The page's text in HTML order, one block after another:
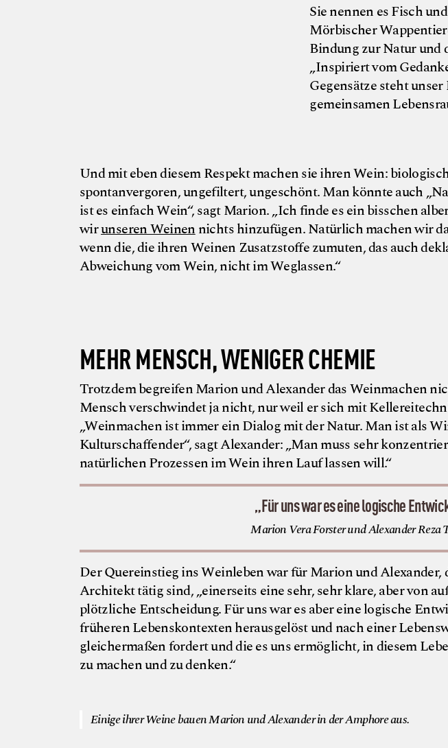
Sie nennen es Fisch
Mörbischer
Bindung zur Natur und
„Inspiriert vom
Gegensätze steht
gemeinsamen
Und mit eben diesem Respekt machen sie ihren Wein:
spontanvergoren, ungefiltert, ungeschönt. Man könnte auch
ist es einfach Wein“, sagt Marion. „Ich finde es ein bisschen
wirunseren Weinennichts hinzufügen. Natürlich machen wir
wenn die, die ihren Weinen Zusatzstoffe zumuten, das auch
Abweichung vom Wein, nicht im Weglassen.“
MEHR MENSCH, WENIGER CHEMIE
Trotzdem begreifen Marion und Alexander das Weinmachen
Mensch verschwindet ja nicht, nur weil er sich mit
„Weinmachen ist immer ein Dialog mit der Natur. Man ist als
Kulturschaffender“, sagt Alexander: „Man muss sehr
natürlichen Prozessen im Wein ihren Lauf lassen will.“
„Für uns war es eine logische
Marion Vera Forster und Alexander Reza
Der Quereinstieg ins Weinleben war für Marion und
Architekt tätig sind, „einerseits eine sehr, sehr klare, aber von
plötzliche Entscheidung. Für uns war es aber eine logische
früheren Lebenskontexten herausgelöst und nach einer
gleichermaßen fordert und die es uns ermöglicht, in diesem
zu machen und zu denken.“
Einige ihrer Weine bauen Marion und Alexander in der Amphore aus.